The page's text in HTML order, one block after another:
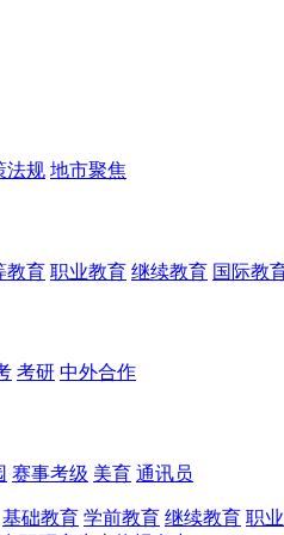
法规 地市聚焦
教育 职业教育 继续教育 国际教
考研 中外合作
赛事考级 美育 通讯员
基础教育 学前教育 继续教育 职